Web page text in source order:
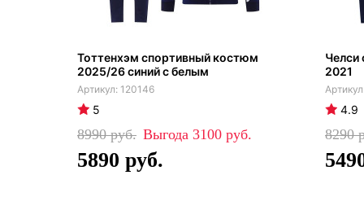
Тоттенхэм спортивный костюм
2025/26 синий с белым
120146
5
8990 3100
5890
Челси
2021
4.9
8290